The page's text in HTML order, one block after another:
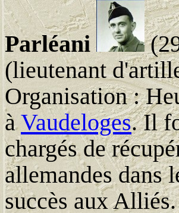
Parléani
(lieutenant
Organisation :
àVaudeloges. Il
chargés de
allemandes dans
succès aux Alliés.